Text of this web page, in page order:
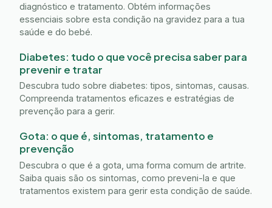
diagnóstico e tratamento. Obtém informações
essenciais sobre esta condição na gravidez para a tua
saúde e do bebé.
Diabetes: tudo o que você precisa saber para
prevenir e tratar
Descubra tudo sobre diabetes: tipos, sintomas, causas.
Compreenda tratamentos eficazes e estratégias de
prevenção para a gerir.
Gota: o que é, sintomas, tratamento e
prevenção
Descubra o que é a gota, uma forma comum de artrite.
Saiba quais são os sintomas, como preveni-la e que
tratamentos existem para gerir esta condição de saúde.